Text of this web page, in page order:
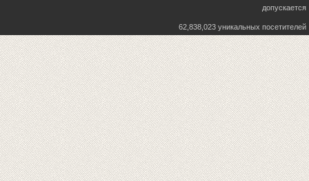
допускается
62,838,023 уникальных посетителей